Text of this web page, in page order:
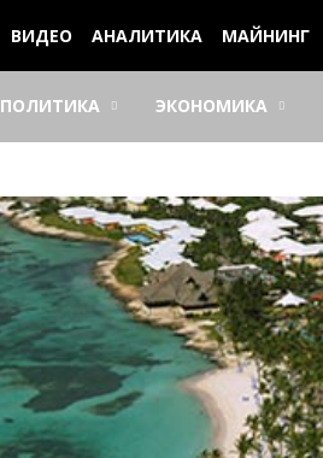
ВИДЕО АНАЛИТИКА МАЙНИНГ
ПОЛИТИКА ЭКОНОМИКА